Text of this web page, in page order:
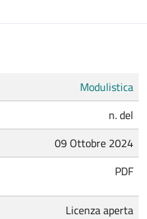
Modulistica
n. del
09 Ottobre 2024
PDF
Licenza aperta